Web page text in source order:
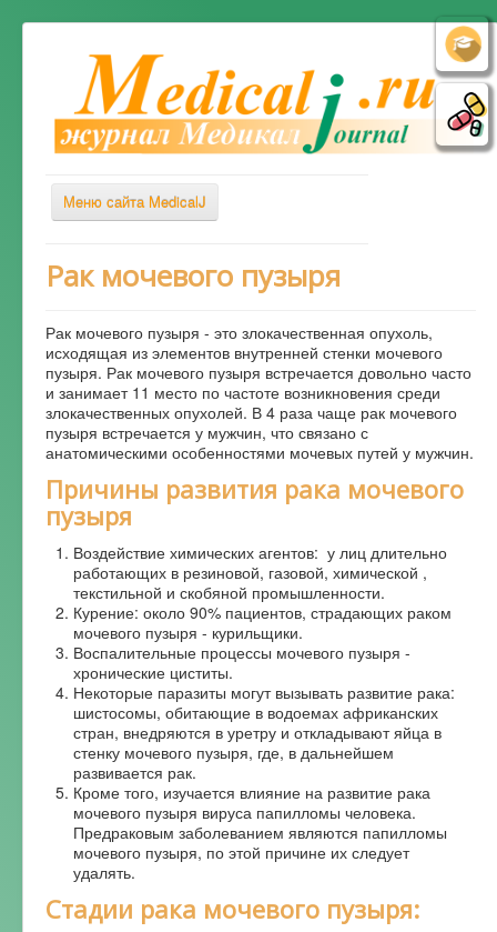
Меню сайта MedicalJ
Заболевания
Диагностика
Лечение
Советы врача
Альтернативная медицина
Форум
Рак мочевого пузыря
Рак мочевого пузыря - это злокачественная опухоль,
исходящая из элементов внутренней стенки мочевого
пузыря. Рак мочевого пузыря встречается довольно часто
и занимает 11 место по частоте возникновения среди
злокачественных опухолей. В 4 раза чаще рак мочевого
пузыря встречается у мужчин, что связано с
анатомическими особенностями мочевых путей у мужчин.
Причины развития рака мочевого
пузыря
Воздействие химических агентов: у лиц длительно
работающих в резиновой, газовой, химической ,
текстильной и скобяной промышленности.
Курение: около 90% пациентов, страдающих раком
мочевого пузыря - курильщики.
Воспалительные процессы мочевого пузыря -
хронические циститы.
Некоторые паразиты могут вызывать развитие рака:
шистосомы, обитающие в водоемах африканских
стран, внедряются в уретру и откладывают яйца в
стенку мочевого пузыря, где, в дальнейшем
развивается рак.
Кроме того, изучается влияние на развитие рака
мочевого пузыря вируса папилломы человека.
Предраковым заболеванием являются папилломы
мочевого пузыря, по этой причине их следует
удалять.
Стадии рака мочевого пузыря: